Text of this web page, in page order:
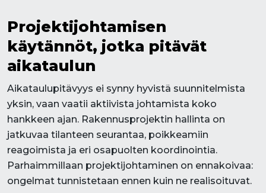
Projektijohtamisen
käytännöt, jotka pitävät
aikataulun
Aikataulupitävyys ei synny hyvistä suunnitelmista
yksin, vaan vaatii aktiivista johtamista koko
hankkeen ajan. Rakennusprojektin hallinta on
jatkuvaa tilanteen seurantaa, poikkeamiin
reagoimista ja eri osapuolten koordinointia.
Parhaimmillaan projektijohtaminen on ennakoivaa:
ongelmat tunnistetaan ennen kuin ne realisoituvat.